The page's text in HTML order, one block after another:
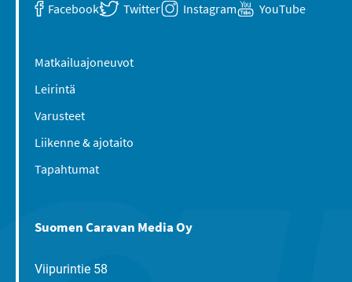
Facebook Twitter Instagram YouTube
Matkailuajoneuvot
Leirintä
Varusteet
Liikenne & ajotaito
Tapahtumat
Suomen Caravan Media Oy
Viipurintie 58